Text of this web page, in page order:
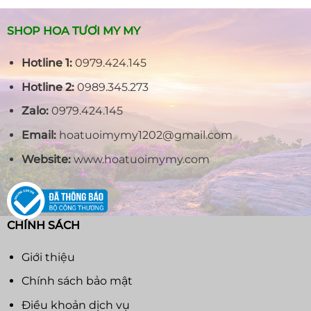
SHOP HOA TƯƠI MY MY
Hotline 1:0979.424.145
Hotline 2:0989.345.273
Zalo:0979.424.145
Email:hoatuoimymy1202@gmail.com
Website:www.hoatuoimymy.com
CHÍNH SÁCH
Giới thiệu
Chính sách bảo mật
Điều khoản dịch vụ